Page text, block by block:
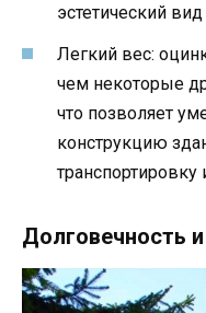
эстетический
Легкий вес:
чем некоторые
что позволяет
конструкцию
транспортировку
Долговечность